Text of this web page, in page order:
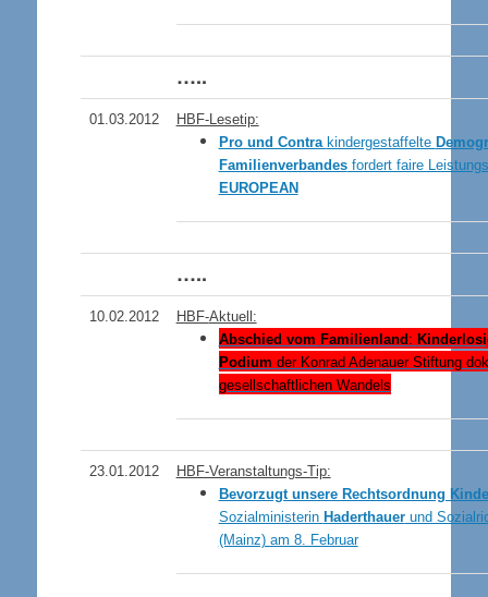
…..
01.03.2012
HBF-Lesetip:
Pro und Contra kindergestaffelte
Familienverbandesfordert faire
EUROPEAN
…..
10.02.2012 HBF-Aktuell:
Abschied vom Familienland:
Podium der Konrad Adenauer Stiftung
gesellschaftlichen Wandels
23.01.2012
HBF-Veranstaltungs-Tip:
Bevorzugt unsere Rechtsordnung
Sozialministerin Haderthauerund
(Mainz) am 8. Februar